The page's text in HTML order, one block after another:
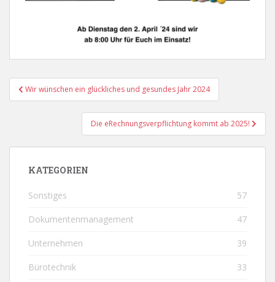
Beitragsnavigation
Wir wünschen ein glückliches und gesundes Jahr 2024
Die eRechnungsverpflichtung kommt ab 2025!
KATEGORIEN
Sonstiges 57
Dokumentenmanagement 47
Unternehmen 39
Bürotechnik 33